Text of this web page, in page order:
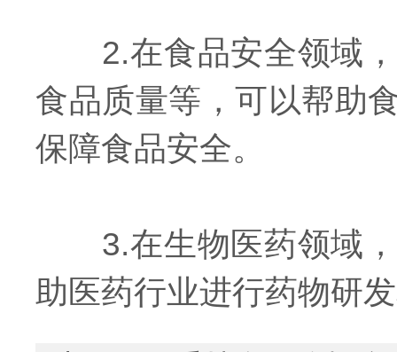
2.在食品安全领域，
食品质量等，可以帮助
保障食品安全。
3.在生物医药领域，
助医药行业进行药物研